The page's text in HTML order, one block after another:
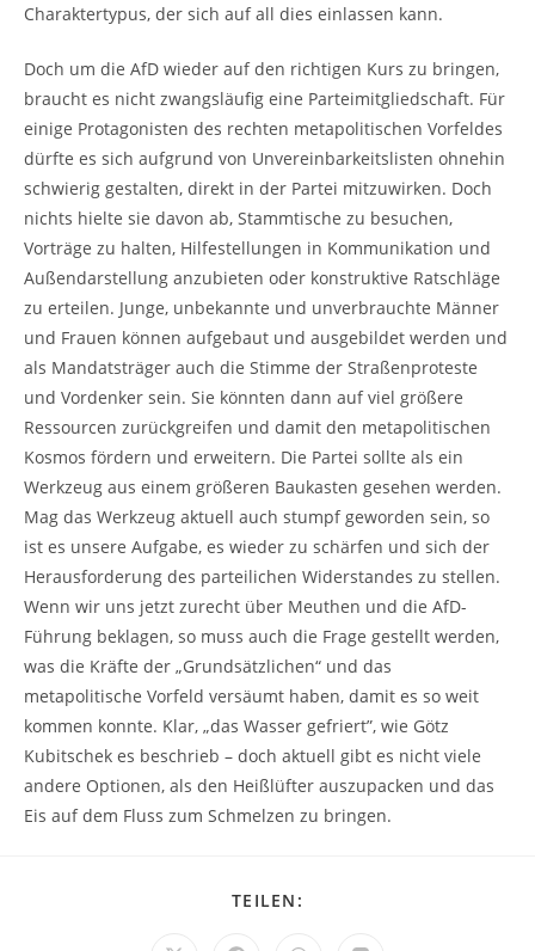
Charaktertypus, der sich auf all dies einlassen kann.
Doch um die AfD wieder auf den richtigen Kurs zu bringen,
braucht es nicht zwangsläufig eine Parteimitgliedschaft. Für
einige Protagonisten des rechten metapolitischen Vorfeldes
dürfte es sich aufgrund von Unvereinbarkeitslisten ohnehin
schwierig gestalten, direkt in der Partei mitzuwirken. Doch
nichts hielte sie davon ab, Stammtische zu besuchen,
Vorträge zu halten, Hilfestellungen in Kommunikation und
Außendarstellung anzubieten oder konstruktive Ratschläge
zu erteilen. Junge, unbekannte und unverbrauchte Männer
und Frauen können aufgebaut und ausgebildet werden und
als Mandatsträger auch die Stimme der Straßenproteste
und Vordenker sein. Sie könnten dann auf viel größere
Ressourcen zurückgreifen und damit den metapolitischen
Kosmos fördern und erweitern. Die Partei sollte als ein
Werkzeug aus einem größeren Baukasten gesehen werden.
Mag das Werkzeug aktuell auch stumpf geworden sein, so
ist es unsere Aufgabe, es wieder zu schärfen und sich der
Herausforderung des parteilichen Widerstandes zu stellen.
Wenn wir uns jetzt zurecht über Meuthen und die AfD-
Führung beklagen, so muss auch die Frage gestellt werden,
was die Kräfte der „Grundsätzlichen“ und das
metapolitische Vorfeld versäumt haben, damit es so weit
kommen konnte. Klar, „das Wasser gefriert”, wie Götz
Kubitschek es beschrieb – doch aktuell gibt es nicht viele
andere Optionen, als den Heißlüfter auszupacken und das
Eis auf dem Fluss zum Schmelzen zu bringen.
TEILEN: